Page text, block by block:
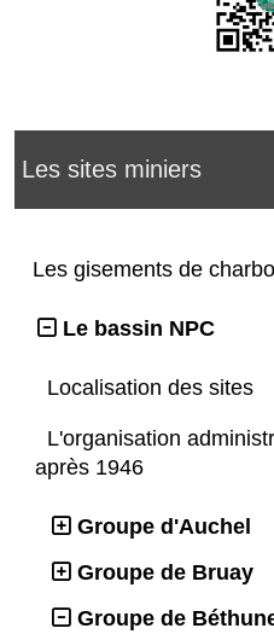
Les sites miniers
Les gisements de
Le bassin NPC
Localisation des sites
L'organisation
après 1946
Groupe d'Auchel
Groupe de Bruay
Groupe de